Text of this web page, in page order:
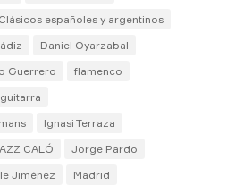
Clásicos españoles y argentinos
Daniel Oyarzabal
Guerrero
flamenco
guitarra
Ignasi Terraza
CALÓ
Jorge Pardo
Jiménez
Madrid